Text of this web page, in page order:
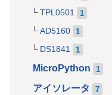
TPL0501 1
AD5160 1
DS1841 1
MicroPython 1
アイソレータ 7